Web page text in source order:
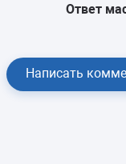
Ответ
Написать